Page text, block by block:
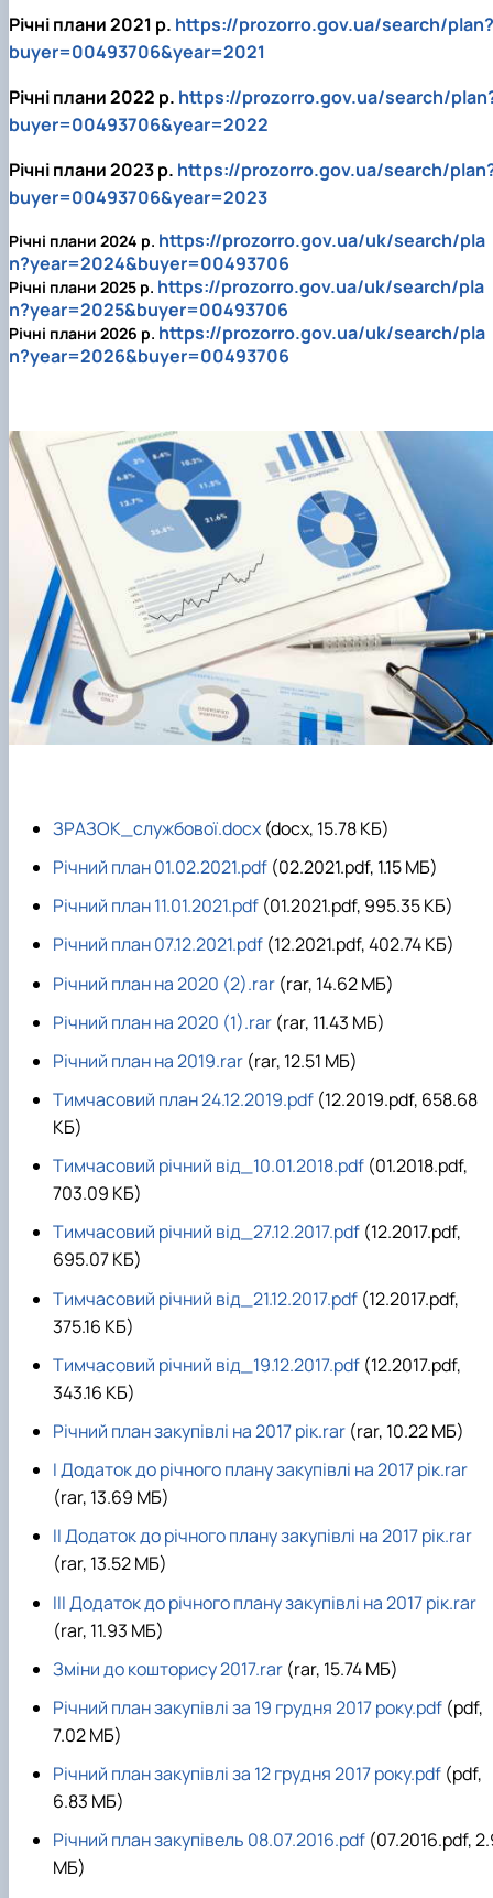
Річні плани 2021 р. https://prozorro.gov.ua/search/plan?
buyer=00493706&year=2021
Річні плани 2022 р. https://prozorro.gov.ua/search/
buyer=00493706&year=2022
Річні плани 2023 р. https://prozorro.gov.ua/search/
buyer=00493706&year=2023
Річні плани 2024 р. https://prozorro.gov.ua/uk/search/pla
n?year=2024&buyer=00493706
Річні плани 2025 р. https://prozorro.gov.ua/uk/search/pla
n?year=2025&buyer=00493706
Річні плани 2026 р. https://prozorro.gov.ua/uk/search/pla
n?year=2026&buyer=00493706
ЗРАЗОК_службової.docx (docx, 15.78 КБ)
Річний план 01.02.2021.pdf (02.2021.pdf, 1.15 MБ)
Річний план 11.01.2021.pdf (01.2021.pdf, 995.35 КБ)
Річний план 07.12.2021.pdf (12.2021.pdf, 402.74 КБ)
Річний план на 2020 (2).rar (rar, 14.62 MБ)
Річний план на 2020 (1).rar (rar, 11.43 MБ)
Річний план на 2019.rar (rar, 12.51 MБ)
Тимчасовий план 24.12.2019.pdf (12.2019.pdf, 658.68
КБ)
Тимчасовий рiчний вiд_10.01.2018.pdf (01.2018.pdf,
703.09 КБ)
Тимчасовий рiчний вiд_27.12.2017.pdf (12.2017.pdf,
695.07 КБ)
Тимчасовий рiчний вiд_21.12.2017.pdf (12.2017.pdf,
375.16 КБ)
Тимчасовий рiчний вiд_19.12.2017.pdf (12.2017.pdf,
343.16 КБ)
Річний план закупівлі на 2017 рік.rar (rar, 10.22 MБ)
I Додаток до річного плану закупівлі на 2017 рік.rar
(rar, 13.69 MБ)
II Додаток до річного плану закупівлі на 2017 рік.rar
(rar, 13.52 MБ)
III Додаток до річного плану закупівлі на 2017 рік.rar
(rar, 11.93 MБ)
Зміни до кошторису 2017.rar (rar, 15.74 MБ)
Річний план закупівлі за 19 грудня 2017 року.pdf (pdf,
7.02 MБ)
Річний план закупівлі за 12 грудня 2017 року.pdf (pdf,
6.83 MБ)
Річний план закупівель 08.07.2016.pdf (07.2016.pdf,
MБ)